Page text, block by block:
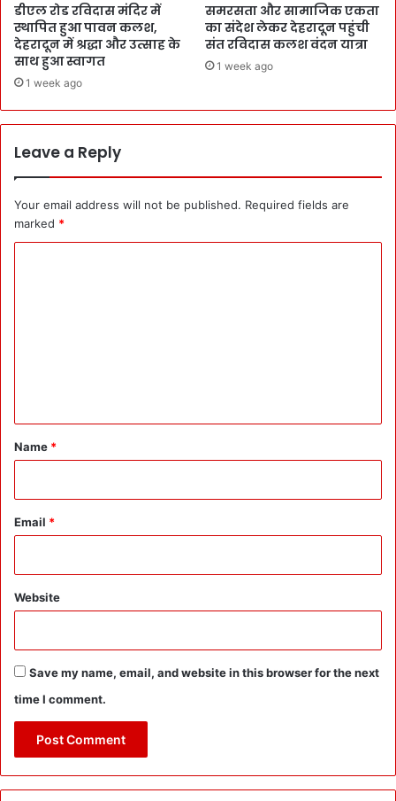
डीएल रोड रविदास मंदिर में
स्थापित हुआ पावन कलश,
देहरादून में श्रद्धा और उत्साह के
साथ हुआ स्वागत
1 week ago
समरसता और सामाजिक एकता
का संदेश लेकर देहरादून पहुंची
संत रविदास कलश वंदन यात्रा
1 week ago
Leave a Reply
Your email address will not be published. Required fields are
marked *
*
Name *
Email *
Website
Save my name, email, and website in this browser for the next
time I comment.